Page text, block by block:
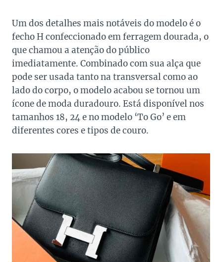
Um dos detalhes mais notáveis do modelo é o
fecho H confeccionado em ferragem dourada, o
que chamou a atenção do público
imediatamente. Combinado com sua alça que
pode ser usada tanto na transversal como ao
lado do corpo, o modelo acabou se tornou um
ícone de moda duradouro. Está disponível nos
tamanhos 18, 24 e no modelo ‘To Go’ e em
diferentes cores e tipos de couro.